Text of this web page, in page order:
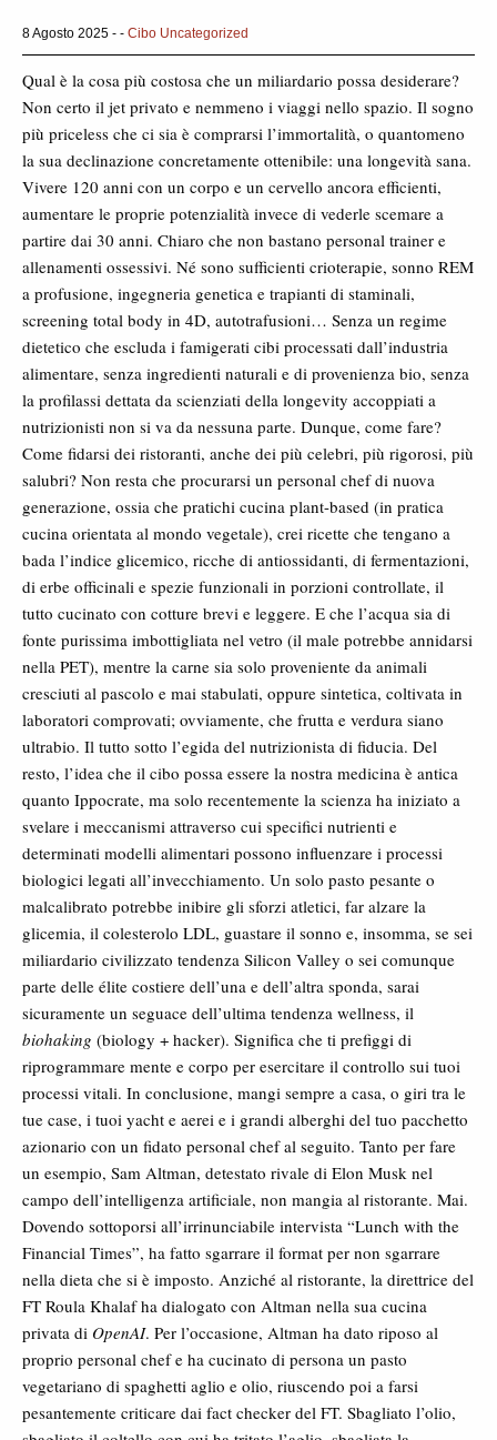
8 Agosto 2025 - - Cibo Uncategorized
Qual è la cosa più costosa che un miliardario possa desiderare?
Non certo il jet privato e nemmeno i viaggi nello spazio. Il sogno
più priceless che ci sia è comprarsi l’immortalità, o quantomeno
la sua declinazione concretamente ottenibile: una longevità sana.
Vivere 120 anni con un corpo e un cervello ancora efficienti,
aumentare le proprie potenzialità invece di vederle scemare a
partire dai 30 anni. Chiaro che non bastano personal trainer e
allenamenti ossessivi. Né sono sufficienti crioterapie, sonno REM
a profusione, ingegneria genetica e trapianti di staminali,
screening total body in 4D, autotrafusioni… Senza un regime
dietetico che escluda i famigerati cibi processati dall’industria
alimentare, senza ingredienti naturali e di provenienza bio, senza
la profilassi dettata da scienziati della longevity accoppiati a
nutrizionisti non si va da nessuna parte. Dunque, come fare?
Come fidarsi dei ristoranti, anche dei più celebri, più rigorosi, più
salubri? Non resta che procurarsi un personal chef di nuova
generazione, ossia che pratichi cucina plant-based (in pratica
cucina orientata al mondo vegetale), crei ricette che tengano a
bada l’indice glicemico, ricche di antiossidanti, di fermentazioni,
di erbe officinali e spezie funzionali in porzioni controllate, il
tutto cucinato con cotture brevi e leggere. E che l’acqua sia di
fonte purissima imbottigliata nel vetro (il male potrebbe annidarsi
nella PET), mentre la carne sia solo proveniente da animali
cresciuti al pascolo e mai stabulati, oppure sintetica, coltivata in
laboratori comprovati; ovviamente, che frutta e verdura siano
ultrabio. Il tutto sotto l’egida del nutrizionista di fiducia. Del
resto, l’idea che il cibo possa essere la nostra medicina è antica
quanto Ippocrate, ma solo recentemente la scienza ha iniziato a
svelare i meccanismi attraverso cui specifici nutrienti e
determinati modelli alimentari possono influenzare i processi
biologici legati all’invecchiamento. Un solo pasto pesante o
malcalibrato potrebbe inibire gli sforzi atletici, far alzare la
glicemia, il colesterolo LDL, guastare il sonno e, insomma, se sei
miliardario civilizzato tendenza Silicon Valley o sei comunque
parte delle élite costiere dell’una e dell’altra sponda, sarai
sicuramente un seguace dell’ultima tendenza wellness, il
biohaking (biology + hacker). Significa che ti prefiggi di
riprogrammare mente e corpo per esercitare il controllo sui tuoi
processi vitali. In conclusione, mangi sempre a casa, o giri tra le
tue case, i tuoi yacht e aerei e i grandi alberghi del tuo pacchetto
azionario con un fidato personal chef al seguito. Tanto per fare
un esempio, Sam Altman, detestato rivale di Elon Musk nel
campo dell’intelligenza artificiale, non mangia al ristorante. Mai.
Dovendo sottoporsi all’irrinunciabile intervista “Lunch with the
Financial Times”, ha fatto sgarrare il format per non sgarrare
nella dieta che si è imposto. Anziché al ristorante, la direttrice del
FT Roula Khalaf ha dialogato con Altman nella sua cucina
privata di OpenAI. Per l’occasione, Altman ha dato riposo al
proprio personal chef e ha cucinato di persona un pasto
vegetariano di spaghetti aglio e olio, riuscendo poi a farsi
pesantemente criticare dai fact checker del FT. Sbagliato l’olio,